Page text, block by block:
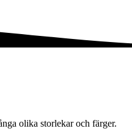
olika storlekar och färger.